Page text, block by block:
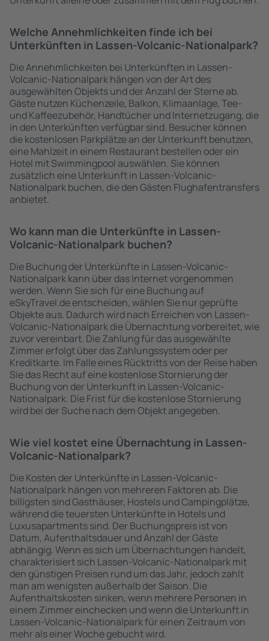
Welche Annehmlichkeiten finde ich bei
Unterkünften in Lassen-Volcanic-Nationalpark?
Die Annehmlichkeiten bei Unterkünften in Lassen-
Volcanic-Nationalpark hängen von der Art des
ausgewählten Objekts und der Anzahl der Sterne ab.
Gäste nutzen Küchenzeile, Balkon, Klimaanlage, Tee-
und Kaffeezubehör, Handtücher und Internetzugang, die
in den Unterkünften verfügbar sind. Besucher können
die kostenlosen Parkplätze an der Unterkunft benutzen,
eine Mahlzeit in einem Restaurant bestellen oder ein
Hotel mit Swimmingpool auswählen. Sie können
zusätzlich eine Unterkunft in Lassen-Volcanic-
Nationalpark buchen, die den Gästen Flughafentransfers
anbietet.
Wo kann man die Unterkünfte in Lassen-
Volcanic-Nationalpark buchen?
Die Buchung der Unterkünfte in Lassen-Volcanic-
Nationalpark kann über das Internet vorgenommen
werden. Wenn Sie sich für eine Buchung auf
eSkyTravel.de entscheiden, wählen Sie nur geprüfte
Objekte aus. Dadurch wird nach Erreichen von Lassen-
Volcanic-Nationalpark die Übernachtung vorbereitet, wie
zuvor vereinbart. Die Zahlung für das ausgewählte
Zimmer erfolgt über das Zahlungssystem oder per
Kreditkarte. Im Falle eines Rücktritts von der Reise haben
Sie das Recht auf eine kostenlose Stornierung der
Buchung von der Unterkunft in Lassen-Volcanic-
Nationalpark. Die Frist für die kostenlose Stornierung
wird bei der Suche nach dem Objekt angegeben.
Wie viel kostet eine Übernachtung in Lassen-
Volcanic-Nationalpark?
Die Kosten der Unterkünfte in Lassen-Volcanic-
Nationalpark hängen von mehreren Faktoren ab. Die
billigsten sind Gasthäuser, Hostels und Campingplätze,
während die teuersten Unterkünfte in Hotels und
Luxusapartments sind. Der Buchungspreis ist von
Datum, Aufenthaltsdauer und Anzahl der Gäste
abhängig. Wenn es sich um Übernachtungen handelt,
charakterisiert sich Lassen-Volcanic-Nationalpark mit
den günstigen Preisen rund um das Jahr, jedoch zahlt
man am wenigsten außerhalb der Saison. Die
Aufenthaltskosten sinken, wenn mehrere Personen in
einem Zimmer einchecken und wenn die Unterkunft in
Lassen-Volcanic-Nationalpark für einen Zeitraum von
mehr als einer Woche gebucht wird.